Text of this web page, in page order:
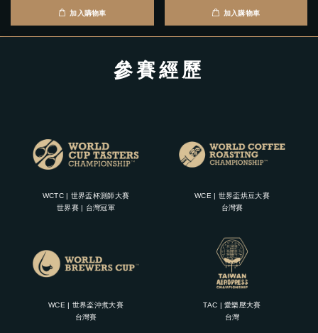
加入購物車 加入購物車
參賽經歷
WCTC | 世界盃杯測師大賽
世界賽 | 台灣冠軍
WCE | 世界盃烘豆大賽
台灣賽
WCE | 世界盃沖煮大賽
台灣賽
TAC | 愛樂壓大賽
台灣